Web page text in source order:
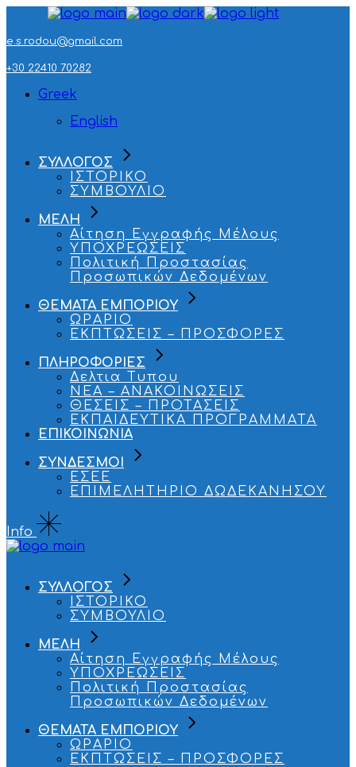
the
e.s.rodou@gmail.com
+30 22410 70282
Greek
English
ΣΥΛΛΟΓΟΣ
ΙΣΤΟΡΙΚΟ
ΣΥΜΒΟΥΛΙΟ
ΜΕΛΗ
Αίτηση Εγγραφής Μέλους
ΥΠΟΧΡΕΩΣΕΙΣ
Πολιτική Προστασίας
Προσωπικών Δεδομένων
ΘΕΜΑΤΑ ΕΜΠΟΡΙΟΥ
ΩΡΑΡΙΟ
ΕΚΠΤΩΣΕΙΣ – ΠΡΟΣΦΟΡΕΣ
ΠΛΗΡΟΦΟΡΙΕΣ
Δελτια Τυπου
ΝΕΑ – ΑΝΑΚΟΙΝΩΣΕΙΣ
ΘΕΣΕΙΣ – ΠΡΟΤΑΣΕΙΣ
ΕΚΠΑΙΔΕΥΤΙΚΑ ΠΡΟΓΡΑΜΜΑΤΑ
ΕΠΙΚΟΙΝΩΝΙΑ
ΣΥΝΔΕΣΜΟΙ
ΕΣΕΕ
ΕΠΙΜΕΛΗΤΗΡΙΟ ΔΩΔΕΚΑΝΗΣΟΥ
Info
ΣΥΛΛΟΓΟΣ
ΙΣΤΟΡΙΚΟ
ΣΥΜΒΟΥΛΙΟ
ΜΕΛΗ
Αίτηση Εγγραφής Μέλους
ΥΠΟΧΡΕΩΣΕΙΣ
Πολιτική Προστασίας
Προσωπικών Δεδομένων
ΘΕΜΑΤΑ ΕΜΠΟΡΙΟΥ
ΩΡΑΡΙΟ
ΕΚΠΤΩΣΕΙΣ – ΠΡΟΣΦΟΡΕΣ